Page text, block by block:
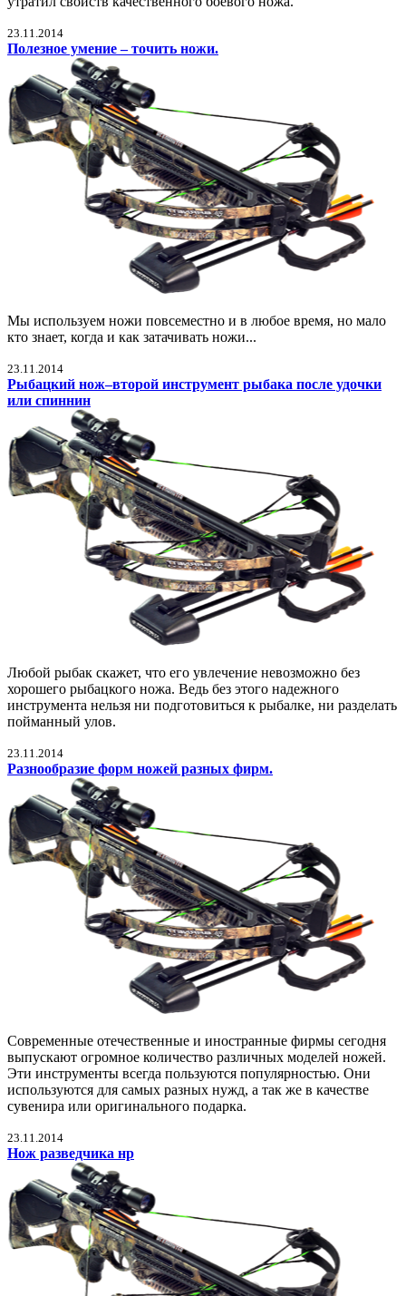
23.11.2014
Полезное умение – точить ножи.
Мы используем ножи повсеместно и в любое время, но мало
кто знает, когда и как затачивать ножи...
23.11.2014
Рыбацкий нож–второй инструмент рыбака после удочки
или спиннин
Любой рыбак скажет, что его увлечение невозможно без
хорошего рыбацкого ножа. Ведь без этого надежного
инструмента нельзя ни подготовиться к рыбалке, ни разделать
пойманный улов.
23.11.2014
Разнообразие форм ножей разных фирм.
Современные отечественные и иностранные фирмы сегодня
выпускают огромное количество различных моделей ножей.
Эти инструменты всегда пользуются популярностью. Они
используются для самых разных нужд, а так же в качестве
сувенира или оригинального подарка.
23.11.2014
Нож разведчика нр